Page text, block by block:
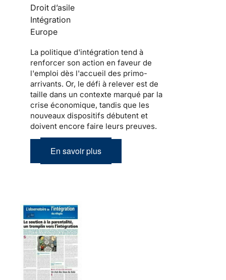
Droit d’asile
Intégration
Europe
La politique d'intégration tend à
renforcer son action en faveur de
l'emploi dès l'accueil des primo-
arrivants. Or, le défi à relever est de
taille dans un contexte marqué par la
crise économique, tandis que les
nouveaux dispositifs débutent et
doivent encore faire leurs preuves.
En savoir plus